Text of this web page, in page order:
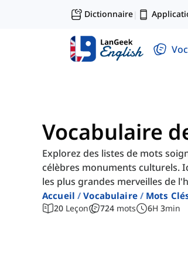
Dictionnaire|
Vocabulaire
Explorez des listes de mots
célèbres monuments culturels.
les plus grandes merveilles de
Accueil Vocabulaire Mots
20 Leçon 724 mots 6H 3min